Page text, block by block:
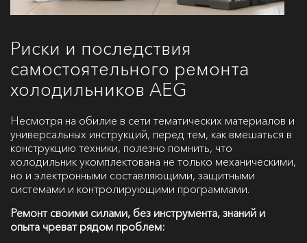
Риски и последствия
самостоятельного ремонта
холодильников AEG
Несмотря на обилие в сети тематических материалов и
универсальных инструкций, перед тем, как вмешаться в
конструкцию техники, полезно помнить, что
холодильник укомплектована не только механическими,
но и электронными составляющими, защитными
системами и контролирующими программами.
Ремонт своими силами, без инструмента, знаний и
опыта чреват рядом проблем: